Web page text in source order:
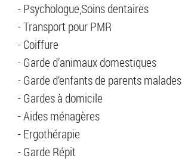
- Psychologue,Soins dentaires
- Transport pour PMR
- Coiffure
- Garde d’animaux domestiques
- Garde d’enfants de parents malades
- Gardes à domicile
- Aides ménagères
- Ergothérapie
- Garde Répit